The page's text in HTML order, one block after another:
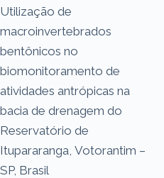
Utilização de
macroinvertebrados
bentônicos no
biomonitoramento de
atividades antrópicas na
bacia de drenagem do
Reservatório de
Itupararanga, Votorantim –
SP, Brasil